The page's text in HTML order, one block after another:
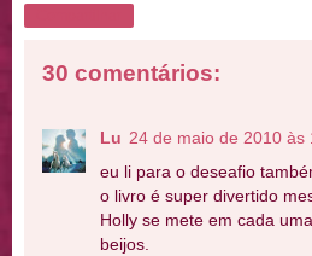
30 comentários:
Lu 24 de maio de 2010 às
eu li para o deseafio
o livro é super divertido
Holly se mete em cada
beijos.